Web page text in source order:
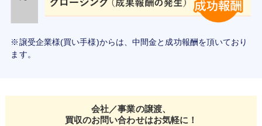
※譲受企業様(買い手様)からは、中間金と成功報酬を頂いており
ます。
会社／事業の譲渡、
買収のお問い合わせはお気軽に！